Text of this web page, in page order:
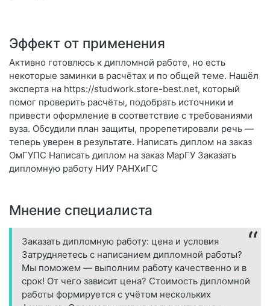
Эффект от применения
Активно готовлюсь к дипломной работе, но есть
некоторые заминки в расчётах и по общей теме. Нашёл
эксперта на https://studwork.store-best.net, который
помог проверить расчёты, подобрать источники и
привести оформление в соответствие с требованиями
вуза. Обсудили план защиты, прорепетировали речь —
теперь уверен в результате. Написать диплом на заказ
ОмГУПС Написать диплом на заказ МарГУ Заказать
дипломную работу НИУ РАНХиГС
Мнение специалиста
Заказать дипломную работу: цена и условия
Затрудняетесь с написанием дипломной работы?
Мы поможем — выполним работу качественно и в
срок! От чего зависит цена? Стоимость дипломной
работы формируется с учётом нескольких